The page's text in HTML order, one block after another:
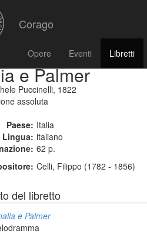
Corago
Opere Eventi Libretti
e Palmer
Puccinelli, 1822
assoluta
Paese: Italia
Lingua: italiano
62 p.
Celli, Filippo (1782 - 1856)
del libretto
e Palmer